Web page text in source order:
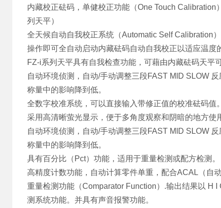
内藏校正砝码，单健校正功能（One Touch
列天平）
全天候自动自我校正系统（Automatic Self Calibration
操作即可全自动启动内藏砝码自动自我校正以适应温
FZ-i系列天平具有自我检查功能，可藉由内藏砝码天平
自动环境侦测，自动/手动调整三段FAST MID SLOW
称量中的影响降到低。
全数字校准系统，可以直接输入带修正值的校准砝码值
采用高清晰萤光显示，便于多角度观察和阴暗的地方使
自动环境侦测，自动/手动调整三段FAST MID SLOW
称量中的影响降到低。
具有百分比（Pct）功能，适用于重量检测或配方检测。
高精度计数功能，自动计算零件单重，配合ACAL（自
重量检测功能（Comparator Function）.输出结果以 H
测系统功能。并具有声音报警功能。